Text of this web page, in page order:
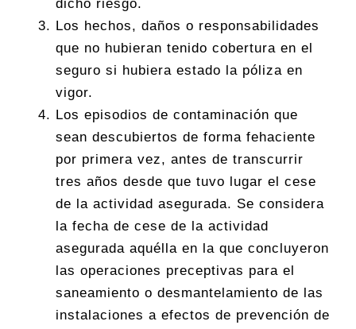
dicho riesgo.
Los hechos, daños o responsabilidades
que no hubieran tenido cobertura en el
seguro si hubiera estado la póliza en
vigor.
Los episodios de contaminación que
sean descubiertos de forma fehaciente
por primera vez, antes de transcurrir
tres años desde que tuvo lugar el cese
de la actividad asegurada. Se considera
la fecha de cese de la actividad
asegurada aquélla en la que concluyeron
las operaciones preceptivas para el
saneamiento o desmantelamiento de las
instalaciones a efectos de prevención de